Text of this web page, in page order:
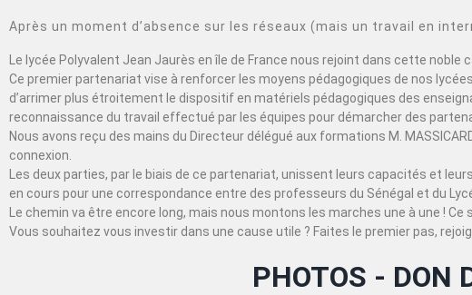
Après un moment d’absence sur les réseaux (mais un travail en
Le lycée Polyvalent Jean Jaurès en île de France nous rejoint dans cette
Ce premier partenariat vise à renforcer les moyens pédagogiques de nos
d’arrimer plus étroitement le dispositif en matériels pédagogiques des
reconnaissance du travail effectué par les équipes pour démarcher des
Nous avons reçu des mains du Directeur délégué aux formations M.
connexion.
Les deux parties, par le biais de ce partenariat, unissent leurs capacités et
en cours pour une correspondance entre des professeurs du Sénégal et du
Le chemin va être encore long, mais nous montons les marches une à une !
Vous souhaitez vous investir dans une cause utile ? Faites le premier pas,
PHOTOS - DON